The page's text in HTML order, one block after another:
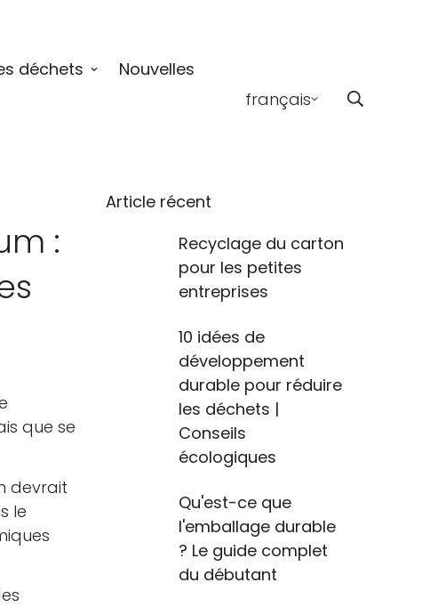
déchets Nouvelles
français
:
que se
devrait
le
Article récent
Recyclage du carton
pour les petites
entreprises
10 idées de
développement
durable pour réduire
les déchets |
Conseils
écologiques
Qu'est-ce que
l'emballage durable
? Le guide complet
du débutant